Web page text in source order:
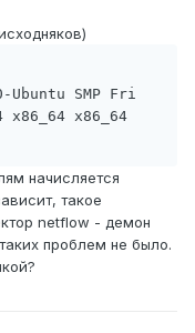
SMP Fri
x86_64 x86_64
начисляется
такое
netflow - демон
проблем не было.